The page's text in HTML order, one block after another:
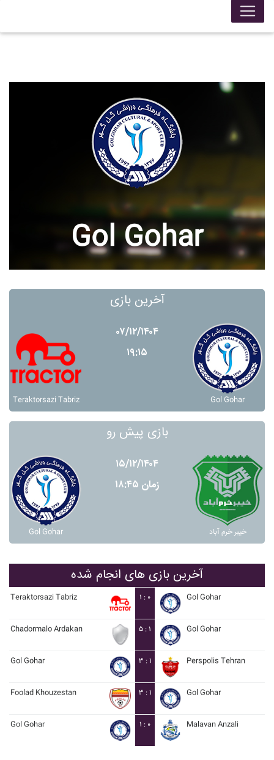
Gol Gohar
آخرین بازی
Teraktorsazi Tabriz
۰۷/۱۲/۱۴۰۴
۱۹:۱۵
Gol Gohar
بازی پیش رو
Gol Gohar
۱۵/۱۲/۱۴۰۴
زمان ۱۸:۴۵
خيبر خرم آباد
آخرین بازی های انجام شده
Teraktorsazi Tabriz ۱ : ۰ Gol Gohar
Chadormalo Ardakan ۵ : ۱ Gol Gohar
Gol Gohar ۳ : ۱ Perspolis Tehran
Foolad Khouzestan ۳ : ۱ Gol Gohar
Gol Gohar ۱ : ۰ Malavan Anzali